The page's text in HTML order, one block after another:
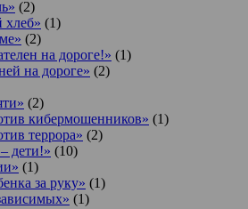
(2)
хлеб» (1)
(2)
на дороге!» (1)
на дороге» (2)
(2)
кибермошенников» (1)
террора» (2)
дети!» (10)
(1)
за руку» (1)
(1)